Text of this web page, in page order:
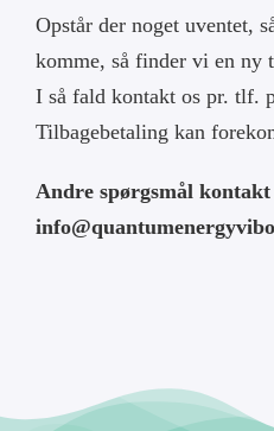
Opstår der noget uventet,
komme, så finder vi en ny
I så fald kontakt os pr. tlf.
Tilbagebetaling kan
Andre spørgsmål